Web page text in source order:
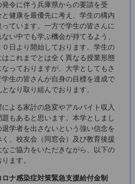
令に伴う兵庫県からの要請を受
健康を最優先に考え、学生の構内
ています。一方で学生の皆さんに
い中でも学ぶ機会が持てるよう、
日より開始しております。学生の
これまでとは全く異なる授業形態
っておりますが、大学としてもさ
生の皆さんが自身の目標を達成で
なり取り組んでおります。
よる家計の急変やアルバイト収入
もあると思います。本学としまし
学者を出さないという強い信念を
、校友会（同窓会）及び教育後援
ご協力をいただきながら、以下の
ます。
ナ感染症対策緊急支援給付金制